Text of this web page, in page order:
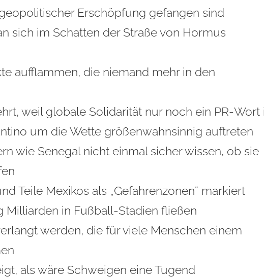
Erschöpfung gefangen sind
sich im Schatten der Straße von Hormus
aufflammen, die niemand mehr in den
weil globale Solidarität nur noch ein PR‑Wort
um die Wette größenwahnsinnig auftreten
wie Senegal nicht einmal sicher wissen, ob sie
Teile Mexikos als „Gefahrenzonen“ markiert
Milliarden in Fußball-Stadien fließen
werden, die für viele Menschen einem
als wäre Schweigen eine Tugend